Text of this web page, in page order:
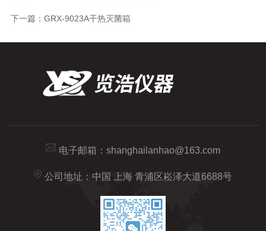
下一篇： GRX-9023A干热灭菌箱
电子邮箱： shanghailanhao@163.com
公司地址：中国 上海 青浦区崧泽大道6688号